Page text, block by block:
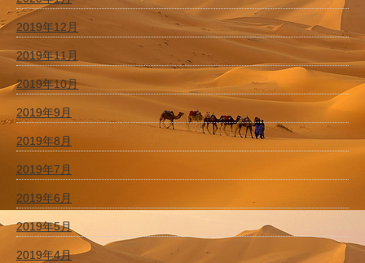
2019年12月
2019年11月
2019年10月
2019年9月
2019年8月
2019年7月
2019年6月
2019年5月
2019年4月